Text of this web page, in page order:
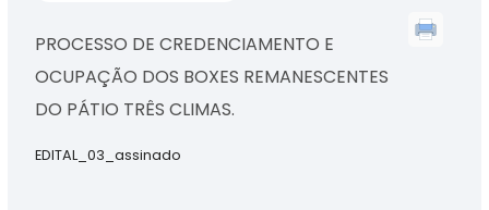
PROCESSO DE CREDENCIAMENTO E
OCUPAÇÃO DOS BOXES REMANESCENTES
DO PÁTIO TRÊS CLIMAS.
EDITAL_03_assinado